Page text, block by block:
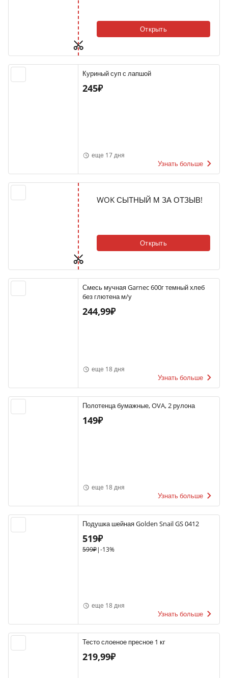
Открыть
Куриный суп с лапшой
245₽
еще 17 дня
Узнать больше
WOK СЫТНЫЙ М ЗА ОТЗЫВ!
Открыть
Смесь мучная Garnec 600г темный хлеб
без глютена м/у
244,99₽
еще 18 дня
Узнать больше
Полотенца бумажные, OVA, 2 рулона
149₽
еще 18 дня
Узнать больше
Подушка шейная Golden Snail GS 0412
519₽
599₽|-13%
еще 18 дня
Узнать больше
Тесто слоеное пресное 1 кг
219,99₽